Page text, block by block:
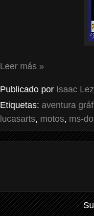
Leer más »
Publicado por Isaac Lez
Etiquetas: aventura
lucasarts, motos, ms-